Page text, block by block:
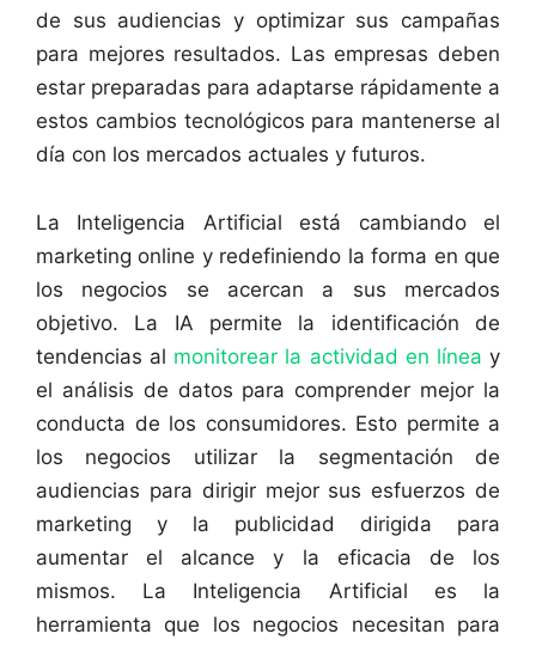
de sus audiencias y optimizar sus campañas
para mejores resultados. Las empresas deben
estar preparadas para adaptarse rápidamente a
estos cambios tecnológicos para mantenerse al
día con los mercados actuales y futuros.
La Inteligencia Artificial está cambiando el
marketing online y redefiniendo la forma en que
los negocios se acercan a sus mercados
objetivo. La IA permite la identificación de
tendencias al monitorear la actividad en línea y
el análisis de datos para comprender mejor la
conducta de los consumidores. Esto permite a
los negocios utilizar la segmentación de
audiencias para dirigir mejor sus esfuerzos de
marketing y la publicidad dirigida para
aumentar el alcance y la eficacia de los
mismos. La Inteligencia Artificial es la
herramienta que los negocios necesitan para